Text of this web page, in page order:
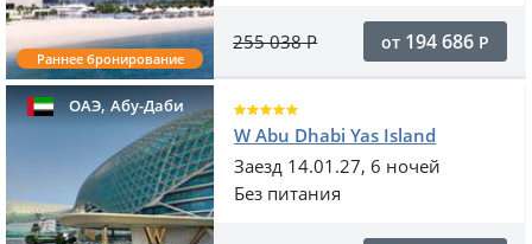
Раннее бронирование
255 038Р от 194 686 Р
ОАЭ,Абу-Даби
W Abu Dhabi Yas Island
Заезд 14.01.27, 6 ночей
Без питания